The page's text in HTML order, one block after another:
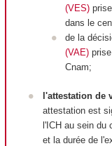
(VES)
dans le
de la
(VAE)
Cnam;
l'attestation de
attestation est
l'ICH au sein du
et la durée de